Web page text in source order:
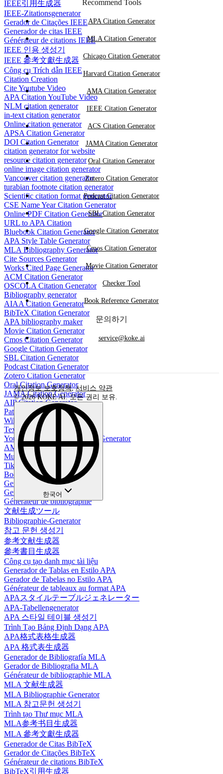
IEEE引用生成器
IEEE-Zitationsgenerator
Gerador de Citações IEEE
Generador de citas IEEE
Générateur de citations IEEE
IEEE 인용 생성기
IEEE 參考文獻生成器
Công cụ Trích dẫn IEEE
Citation Creation
Cite Youtube Video
APA Citation YouTube Video
NLM citation generator
in-text citation generator
Online citation generator
APSA Citation Generator
DOI Citation Generator
citation generator for website
resource citation generator
online image citation generator
Vancouver citation generator
turabian footnote citation generator
Scientific citation format generator
CSE Name Year Citation Generator
Online PDF Citation Generator
URL to APA Citation
Bluebook Citation Generator
APA Style Table Generator
MLA Bibliography Generator
Cite Sources Generator
Works Cited Page Generator
ACM Citation Generator
OSCOLA Citation Generator
Bibliography generator
AIAA Citation Generator
BibTeX Citation Generator
APA bibliography maker
Movie Citation Generator
Cmos Citation Generator
Google Citation Generator
SBL Citation Generator
Podcast Citation Generator
Zotero Citation Generator
Oral Citation Generator
JAMA Citation Generator
AIP Citation Generator
Patent Citation Generator
Wikipedia Citation Generator
Textbook Citation Generator
YouTube Video APA Citation Generator
AMS Citation Generator
Music Citation Generator
TikTok Citation Generator
Book Reference Generator
Generador de bibliografía
Gerador de Bibliografia
Générateur de bibliographie
文献生成ツール
Bibliographie-Generator
참고 문헌 생성기
参考文献生成器
參考書目生成器
Công cụ tạo danh mục tài liệu
Generador de Tablas en Estilo APA
Gerador de Tabelas no Estilo APA
Générateur de tableaux au format APA
APAスタイルテーブルジェネレーター
APA-Tabellengenerator
APA 스타일 테이블 생성기
Trình Tạo Bảng Định Dạng APA
APA格式表格生成器
APA 格式表生成器
Generador de Bibliografía MLA
Gerador de Bibliografia MLA
Générateur de bibliographie MLA
MLA 文献生成器
MLA Bibliographie Generator
MLA 참고문헌 생성기
Trình tạo Thư mục MLA
MLA参考书目生成器
MLA 參考文獻生成器
Generador de Citas BibTeX
Gerador de Citações BibTeX
Générateur de citations BibTeX
BibTeX引用生成器
Recommend Tools
APA Citation Generator
MLA Citation Generator
Chicago Citation Generator
Harvard Citation Generator
AMA Citation Generator
IEEE Citation Generator
ACS Citation Generator
JAMA Citation Generator
Oral Citation Generator
Zotero Citation Generator
Podcast Citation Generator
SBL Citation Generator
Google Citation Generator
Cmos Citation Generator
Movie Citation Generator
Checker Tool
Book Reference Generator
문의하기
service@koke.ai
개인정보 보호정책,서비스 약관
© 2026 KOKE AI. 모든 권리 보유.
한국어